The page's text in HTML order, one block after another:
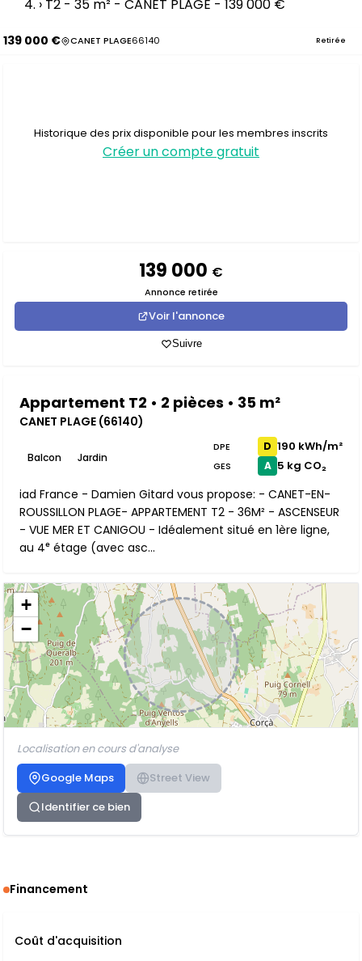
› T2 - 35 m² - CANET PLAGE - 139 000 €
139 000 € CANET PLAGE66140 Retirée
Historique des prix disponible pour les membres inscrits
Créer un compte gratuit
139 000 €
Annonce retirée
Voir l'annonce
Suivre
Appartement T2 • 2 pièces • 35 m²
CANET PLAGE (66140)
Balcon Jardin
DPE D 190 kWh/m²
GES A 5 kg CO₂
iad France - Damien Gitard vous propose: - CANET-EN-
ROUSSILLON PLAGE- APPARTEMENT T2 - 36M² - ASCENSEUR
- VUE MER ET CANIGOU - Idéalement situé en 1ère ligne,
au 4ᵉ étage (avec asc...
+
−
Localisation en cours d'analyse
Google Maps
Street View
Identifier ce bien
Financement
Coût d'acquisition